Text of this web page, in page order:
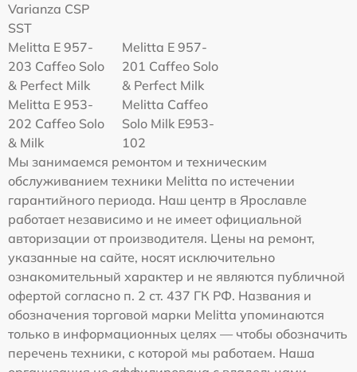
Varianza CSP
SST
Melitta E 957-
203 Caffeo Solo
& Perfect Milk
Melitta E 957-
201 Caffeo Solo
& Perfect Milk
Melitta Е 953-
202 Caffeo Solo
& Milk
Melitta Caffeo
Solo Milk E953-
102
Мы занимаемся ремонтом и техническим
обслуживанием техники Melitta по истечении
гарантийного периода. Наш центр в Ярославле
работает независимо и не имеет официальной
авторизации от производителя. Цены на ремонт,
указанные на сайте, носят исключительно
ознакомительный характер и не являются публичной
офертой согласно п. 2 ст. 437 ГК РФ. Названия и
обозначения торговой марки Melitta упоминаются
только в информационных целях — чтобы обозначить
перечень техники, с которой мы работаем. Наша